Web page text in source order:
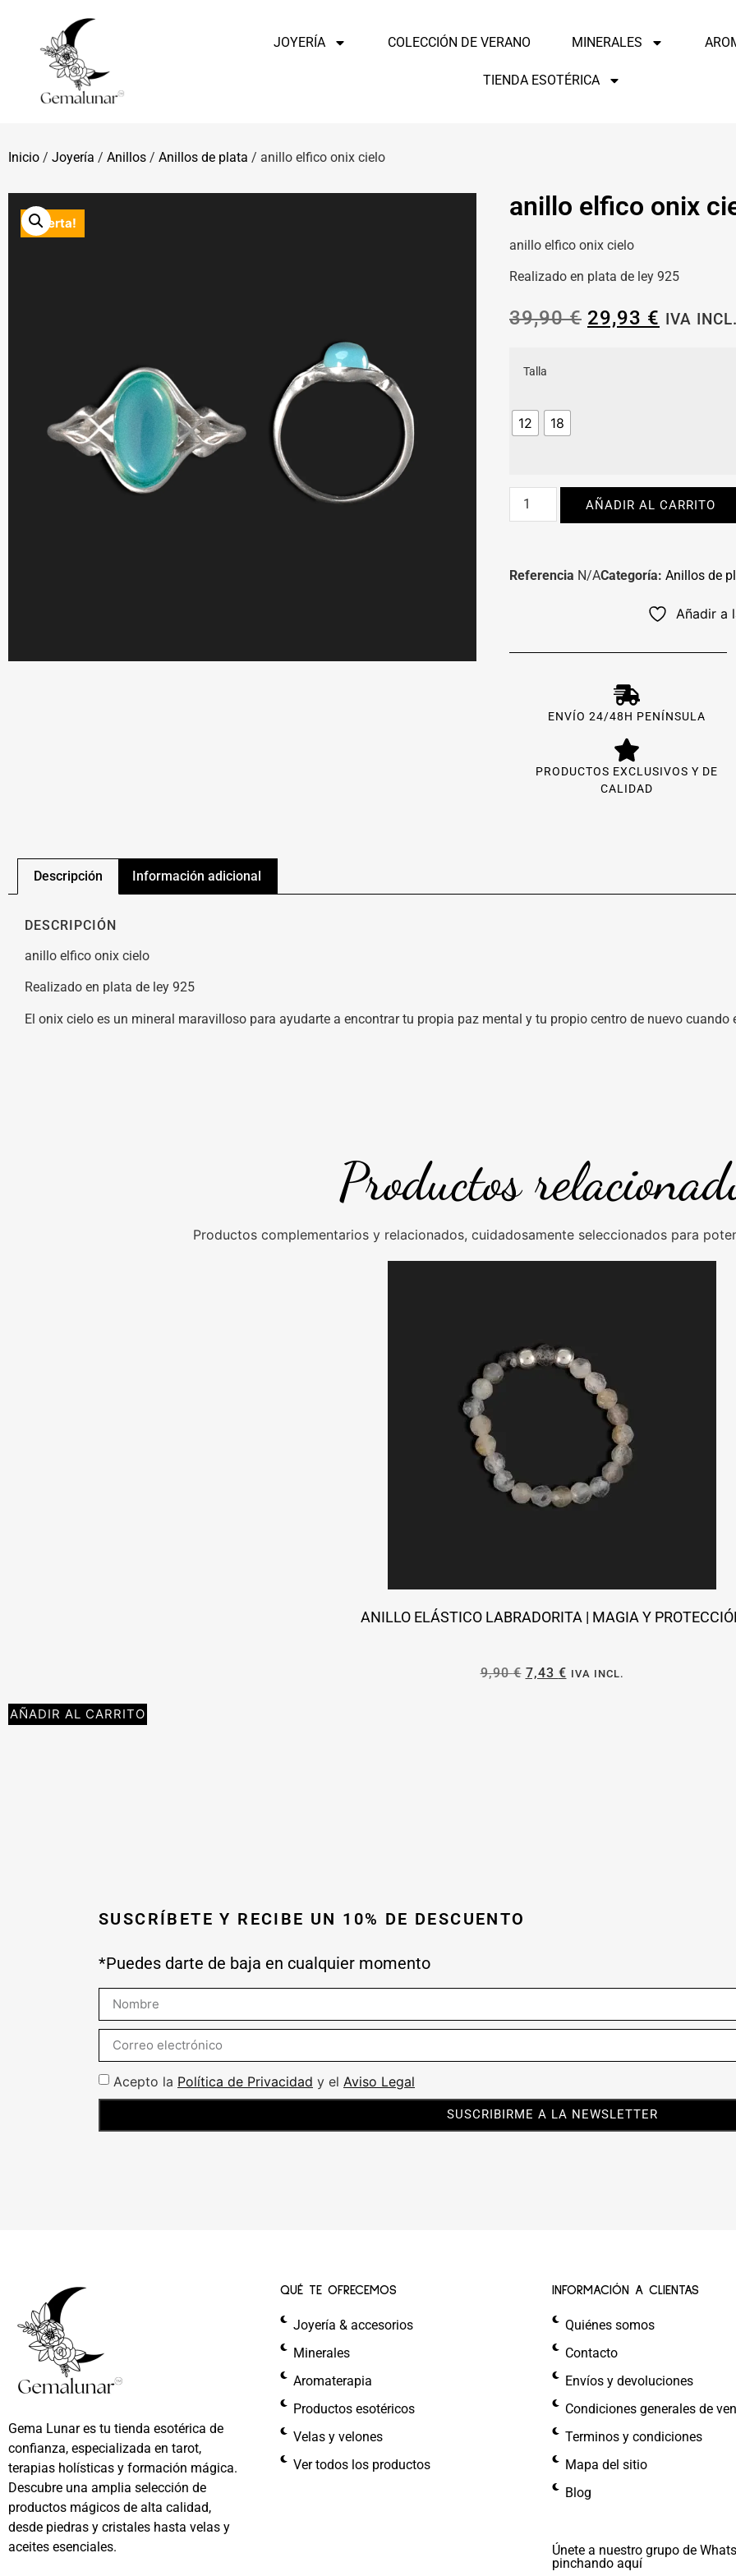
JOYERÍA COLECCIÓN DE VERANO MINERALES
TIENDA ESOTÉRICA
Inicio / Joyería / Anillos / Anillos de plata / anillo elfico onix cielo
¡Oferta!
anillo elfico onix
anillo elfico onix cielo
Realizado en plata de ley 925
39,90€ 29,93 € IVA
Talla
12 18
AÑADIR AL CARRITO
Referencia N/ACategoría: Anillos de
Añadir a
ENVÍO 24/48H PENÍNSULA
PRODUCTOS EXCLUSIVOS Y DE
CALIDAD
Descripción Información adicional
DESCRIPCIÓN
anillo elfico onix cielo
Realizado en plata de ley 925
El onix cielo es un mineral maravilloso para ayudarte a encontrar tu propia paz mental y tu propio centro de nuevo cuando
Productos
Productos complementarios y relacionados, cuidadosamente seleccionados para
ANILLO ELÁSTICO LABRADORITA | MAGIA Y
9,90€ 7,43 € IVA INCL.
AÑADIR AL CARRITO
SUSCRÍBETE Y RECIBE UN 10% DE DESCUENTO
*Puedes darte de baja en cualquier momento
Acepto la Política de Privacidad y el Aviso Legal
SUSCRIBIRME A LA NEWSLETTER
Gema Lunar es tu tienda esotérica de
confianza, especializada en tarot,
terapias holísticas y formación mágica.
Descubre una amplia selección de
productos mágicos de alta calidad,
desde piedras y cristales hasta velas y
aceites esenciales.
QUÉ TE OFRECEMOS
Joyería & accesorios
Minerales
Aromaterapia
Productos esotéricos
Velas y velones
Ver todos los productos
INFORMACIÓN A CLIENTAS
Quiénes somos
Contacto
Envíos y devoluciones
Condiciones generales de
Terminos y condiciones
Mapa del sitio
Blog
Únete a nuestro grupo de
pinchando aquí​